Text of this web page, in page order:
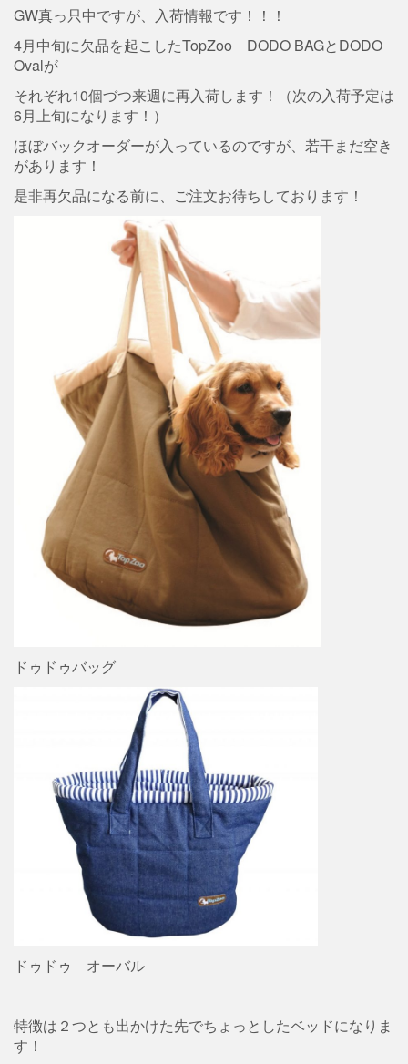
GW真っ只中ですが、入荷情報です！！！
4月中旬に欠品を起こしたTopZoo DODO BAGとDODO
Ovalが
それぞれ10個づつ来週に再入荷します！（次の入荷予定は
6月上旬になります！）
ほぼバックオーダーが入っているのですが、若干まだ空き
があります！
是非再欠品になる前に、ご注文お待ちしております！
ドゥドゥバッグ
ドゥドゥ オーバル
特徴は２つとも出かけた先でちょっとしたベッドになりま
す！